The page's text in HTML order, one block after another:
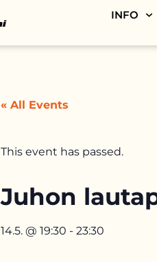
INFO
« All Events
This event has passed.
Juhon
14.5. @ 19:30 - 23:30